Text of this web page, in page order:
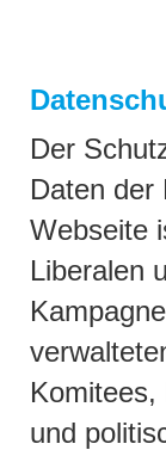
Der
Daten der
Webseite
Liberalen
Komitees,
und